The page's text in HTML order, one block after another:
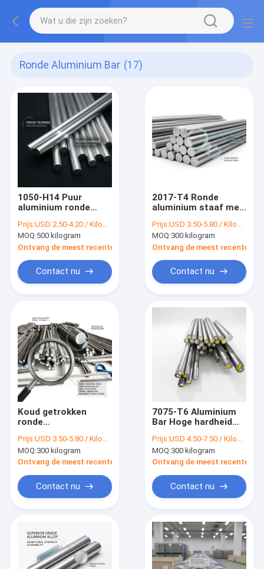
Ronde Aluminium Bar (17)
1050-H14 Puur
aluminium ronde
Elektriciteitsgeleidbaarheid
Hoge zuiverheid
99,50% Lichtgewicht
Alternatief voor
koper
Prijs:USD 2.50-4.20 / Kilogram
MOQ:500 kilogram
Ontvang de meest recente Prijs
Contact nu
2017-T4 Ronde
aluminium staaf met
voor
vliegtuigmontage
Prijs:USD 3.50-5.80 / Kilogram
MOQ:300 kilogram
Ontvang de meest recente
Contact nu
Koud getrokken
ronde
een tolerantie van h8
en een legering van
6061-T6 voor een
Prijs:USD 3.50-5.80 / Kilogram
MOQ:300 kilogram
Ontvang de meest recente Prijs
Contact nu
7075-T6 Aluminium
Bar Hoge hardheid
met T6-bui
Prijs:USD 4.50-7.50 / Kilogram
MOQ:300 kilogram
Ontvang de meest recente
Contact nu